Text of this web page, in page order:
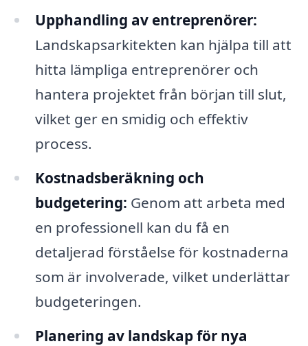
Upphandling av entreprenörer:
Landskapsarkitekten kan hjälpa till att
hitta lämpliga entreprenörer och
hantera projektet från början till slut,
vilket ger en smidig och effektiv
process.
Kostnadsberäkning och
budgetering: Genom att arbeta med
en professionell kan du få en
detaljerad förståelse för kostnaderna
som är involverade, vilket underlättar
budgeteringen.
Planering av landskap för nya